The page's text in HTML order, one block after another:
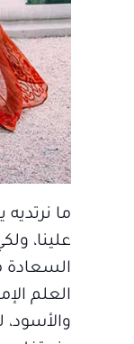
ما
علينا،
السعادة
العلم
والأسود،